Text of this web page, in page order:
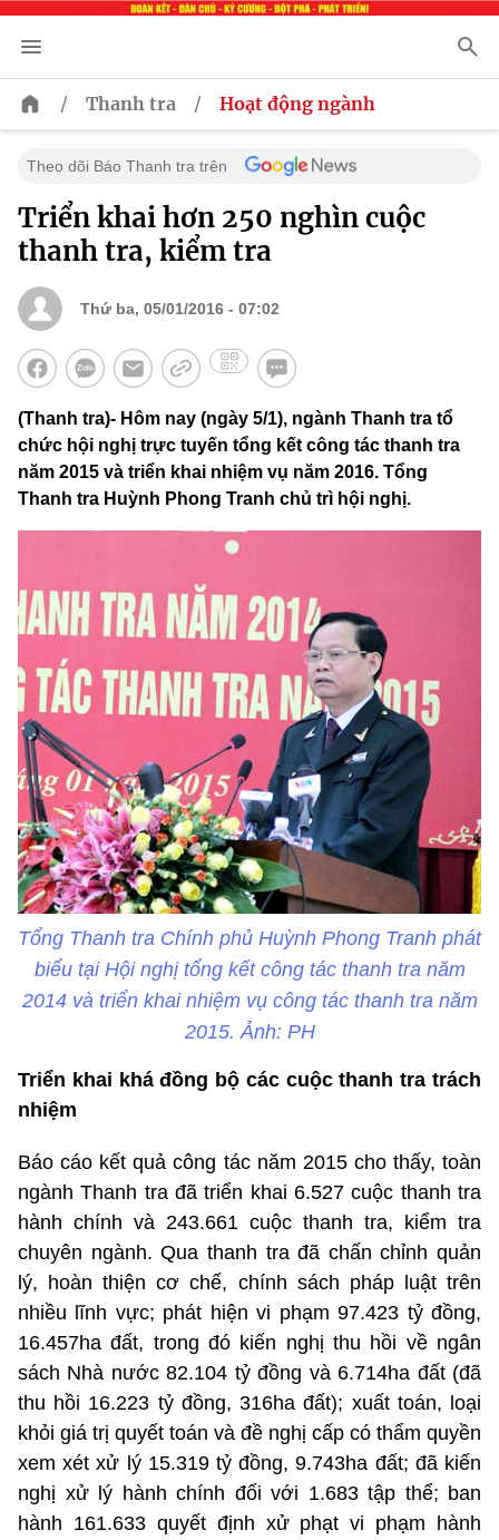
/ Thanh tra / Hoạt động ngành
Theo dõi Báo Thanh tra trên
Triển khai hơn 250 nghìn cuộc
thanh tra, kiểm tra
Thứ ba, 05/01/2016 - 07:02
(Thanh tra)- Hôm nay (ngày 5/1), ngành Thanh tra tổ
chức hội nghị trực tuyến tổng kết công tác thanh tra
năm 2015 và triển khai nhiệm vụ năm 2016. Tổng
Thanh tra Huỳnh Phong Tranh chủ trì hội nghị.
Tổng Thanh tra Chính phủ Huỳnh Phong Tranh phát
biểu tại Hội nghị tổng kết công tác thanh tra năm
2014 và triển khai nhiệm vụ công tác thanh tra năm
2015. Ảnh: PH
Triển khai khá đồng bộ các cuộc thanh tra trách
nhiệm
Báo cáo kết quả công tác năm 2015 cho thấy, toàn
ngành Thanh tra đã triển khai 6.527 cuộc thanh tra
hành chính và 243.661 cuộc thanh tra, kiểm tra
chuyên ngành. Qua thanh tra đã chấn chỉnh quản
lý, hoàn thiện cơ chế, chính sách pháp luật trên
nhiều lĩnh vực; phát hiện vi phạm 97.423 tỷ đồng,
16.457ha đất, trong đó kiến nghị thu hồi về ngân
sách Nhà nước 82.104 tỷ đồng và 6.714ha đất (đã
thu hồi 16.223 tỷ đồng, 316ha đất); xuất toán, loại
khỏi giá trị quyết toán và đề nghị cấp có thẩm quyền
xem xét xử lý 15.319 tỷ đồng, 9.743ha đất; đã kiến
nghị xử lý hành chính đối với 1.683 tập thể; ban
hành 161.633 quyết định xử phạt vi phạm hành